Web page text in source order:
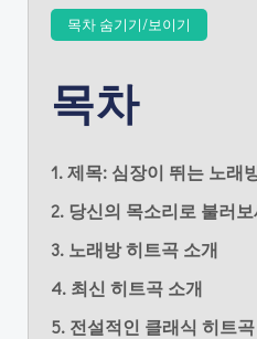
목차 숨기기/보이기
목차
1. 제목: 심장이 뛰는 노래
2. 당신의 목소리로 불러
3. 노래방 히트곡 소개
4. 최신 히트곡 소개
5. 전설적인 클래식 히트